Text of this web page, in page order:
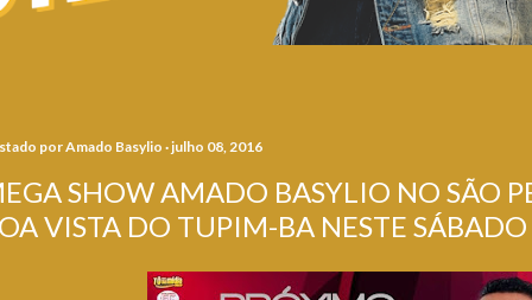
porAmado Basylio julho 08, 2016
SHOW AMADO BASYLIO NO SÃO
VISTA DO TUPIM-BA NESTE